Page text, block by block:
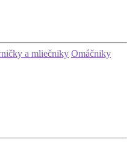
a mliečniky Omáčniky